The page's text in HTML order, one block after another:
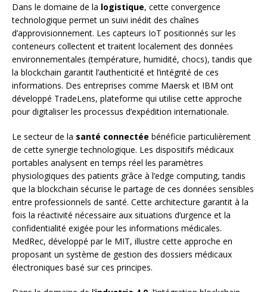
Dans le domaine de la logistique, cette convergence
technologique permet un suivi inédit des chaînes
d’approvisionnement. Les capteurs IoT positionnés sur les
conteneurs collectent et traitent localement des données
environnementales (température, humidité, chocs), tandis que
la blockchain garantit l’authenticité et l’intégrité de ces
informations. Des entreprises comme Maersk et IBM ont
développé TradeLens, plateforme qui utilise cette approche
pour digitaliser les processus d’expédition internationale.
Le secteur de la santé connectée bénéficie particulièrement
de cette synergie technologique. Les dispositifs médicaux
portables analysent en temps réel les paramètres
physiologiques des patients grâce à l’edge computing, tandis
que la blockchain sécurise le partage de ces données sensibles
entre professionnels de santé. Cette architecture garantit à la
fois la réactivité nécessaire aux situations d’urgence et la
confidentialité exigée pour les informations médicales.
MedRec, développé par le MIT, illustre cette approche en
proposant un système de gestion des dossiers médicaux
électroniques basé sur ces principes.